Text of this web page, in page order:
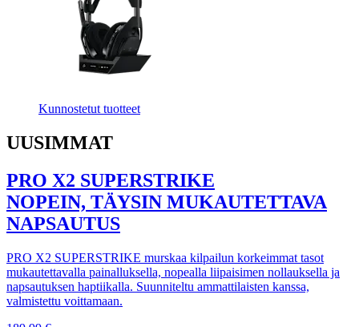
Kunnostetut tuotteet
UUSIMMAT
PRO X2 SUPERSTRIKE
NOPEIN, TÄYSIN MUKAUTETTAVA
NAPSAUTUS
PRO X2 SUPERSTRIKE murskaa kilpailun korkeimmat tasot
mukautettavalla painalluksella, nopealla liipaisimen nollauksella ja
napsautuksen haptiikalla. Suunniteltu ammattilaisten kanssa,
valmistettu voittamaan.